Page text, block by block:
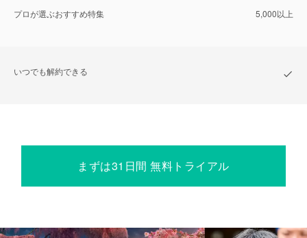
プロが選ぶおすすめ特集 5,000以上
いつでも解約できる
まずは31日間 無料トライアル